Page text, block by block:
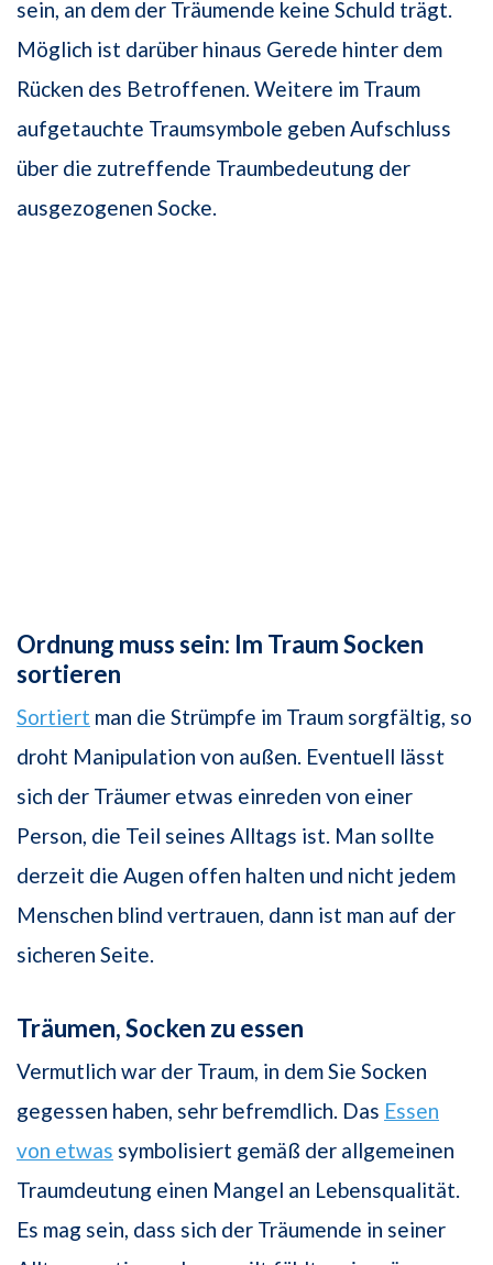
sein, an dem der Träumende keine Schuld trägt.
Möglich ist darüber hinaus Gerede hinter dem
Rücken des Betroffenen. Weitere im Traum
aufgetauchte Traumsymbole geben Aufschluss
über die zutreffende Traumbedeutung der
ausgezogenen Socke.
Ordnung muss sein: Im Traum Socken
sortieren
Sortiert man die Strümpfe im Traum sorgfältig, so
droht Manipulation von außen. Eventuell lässt
sich der Träumer etwas einreden von einer
Person, die Teil seines Alltags ist. Man sollte
derzeit die Augen offen halten und nicht jedem
Menschen blind vertrauen, dann ist man auf der
sicheren Seite.
Träumen, Socken zu essen
Vermutlich war der Traum, in dem Sie Socken
gegessen haben, sehr befremdlich. Das Essen
von etwas symbolisiert gemäß der allgemeinen
Traumdeutung einen Mangel an Lebensqualität.
Es mag sein, dass sich der Träumende in seiner